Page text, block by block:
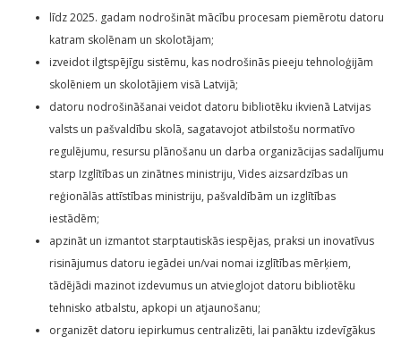
līdz 2025. gadam nodrošināt mācību procesam piemērotu datoru
katram skolēnam un skolotājam;
izveidot ilgtspējīgu sistēmu, kas nodrošinās pieeju tehnoloģijām
skolēniem un skolotājiem visā Latvijā;
datoru nodrošināšanai veidot datoru bibliotēku ikvienā Latvijas
valsts un pašvaldību skolā, sagatavojot atbilstošu normatīvo
regulējumu, resursu plānošanu un darba organizācijas sadalījumu
starp Izglītības un zinātnes ministriju, Vides aizsardzības un
reģionālās attīstības ministriju, pašvaldībām un izglītības
iestādēm;
apzināt un izmantot starptautiskās iespējas, praksi un inovatīvus
risinājumus datoru iegādei un/vai nomai izglītības mērķiem,
tādējādi mazinot izdevumus un atvieglojot datoru bibliotēku
tehnisko atbalstu, apkopi un atjaunošanu;
organizēt datoru iepirkumus centralizēti, lai panāktu izdevīgākus